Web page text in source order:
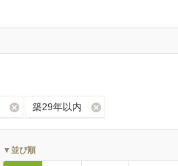
築29年以内
▼並び順